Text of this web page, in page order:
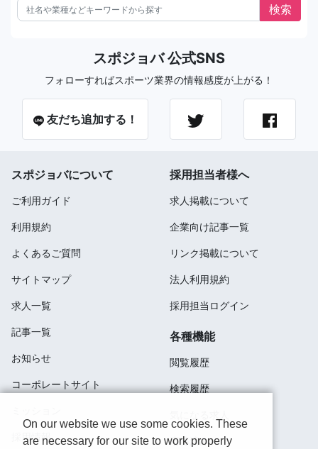
スポジョバ 公式SNS
フォローすればスポーツ業界の情報感度が上がる！
友だち追加する！
スポジョバについて
ご利用ガイド
利用規約
よくあるご質問
サイトマップ
求人一覧
記事一覧
お知らせ
コーポレートサイト
採用情報
採用担当者様へ
求人掲載について
企業向け記事一覧
リンク掲載について
法人利用規約
採用担当ログイン
各種機能
閲覧履歴
検索履歴
応募済み
On our website we use some cookies. These
are necessary for our site to work properly